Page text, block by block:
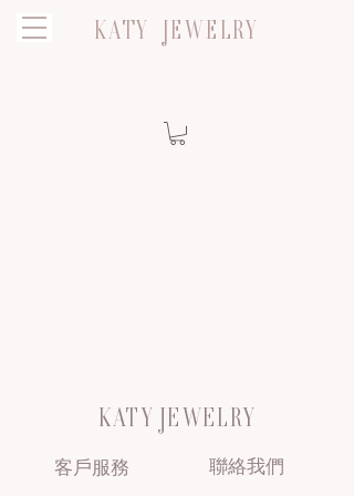
KATY JEWELRY
KATY JEWELRY
客戶服務 聯絡我們